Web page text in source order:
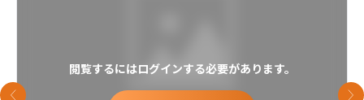
閲覧するにはログインする必要があります。